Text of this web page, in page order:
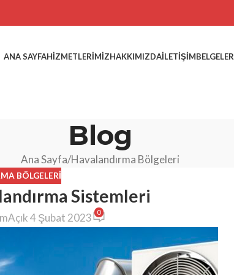
ANA SAYFAHIZMETLERIMIZHAKKIMIZDAİLETIŞIMBELGELER
Blog
Ana Sayfa Havalandırma Bölgeleri
BÖLGELERI
Sistemleri
Açık 4 Şubat 2023 0